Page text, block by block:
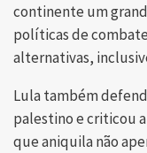
continente um
políticas de
alternativas,
Lula também
palestino e criticou
que aniquila não